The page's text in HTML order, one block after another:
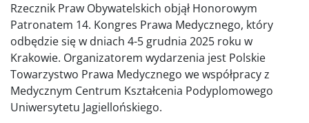
Rzecznik Praw Obywatelskich objął Honorowym
Patronatem 14. Kongres Prawa Medycznego, który
odbędzie się w dniach 4-5 grudnia 2025 roku w
Krakowie. Organizatorem wydarzenia jest Polskie
Towarzystwo Prawa Medycznego we współpracy z
Medycznym Centrum Kształcenia Podyplomowego
Uniwersytetu Jagiellońskiego.